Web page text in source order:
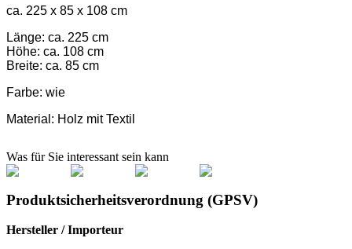
ca. 225 x 85 x 108 cm
Länge: ca. 225 cm
Höhe: ca. 108 cm
Breite: ca. 85 cm
Farbe: wie
Material: Holz mit Textil
Was für Sie interessant sein kann
Produktsicherheitsverordnung (GPSV)
Hersteller / Importeur